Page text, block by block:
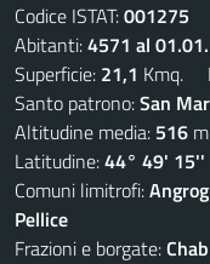
Codice ISTAT:001275
Abitanti:4571 al
Superficie: 21,1 Kmq.
Santo patrono:San
Altitudine media: 516
Latitudine:44° 49' 15''
Comuni limitrofi:
Pellice
Frazioni e borgate: